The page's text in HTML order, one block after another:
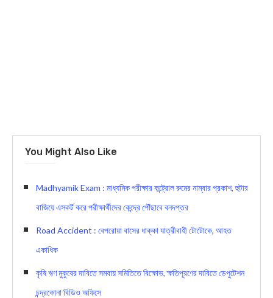
You Might Also Like
Madhyamik Exam : মাধ্যমিক পরীক্ষার কন্ট্রোল রুমের নাম্বার প্রকাশ, হুটার
বাজিয়ে এসকর্ট করে পরীক্ষার্থীদের কেন্দ্রে পৌঁছাবে বনদপ্তর
Road Accident : বেপরোয়া বাসের ধাক্কা যাত্রীবাহী টোটোকে, আহত
একাধিক
কৃষি ঋণ মুকুবের দাবিতে সমবায় সমিতিতে বিক্ষোভ, ক্ষতিপূরণের দাবিতে ডেপুটেশন
চন্দ্রকোনা বিডিও অফিসে